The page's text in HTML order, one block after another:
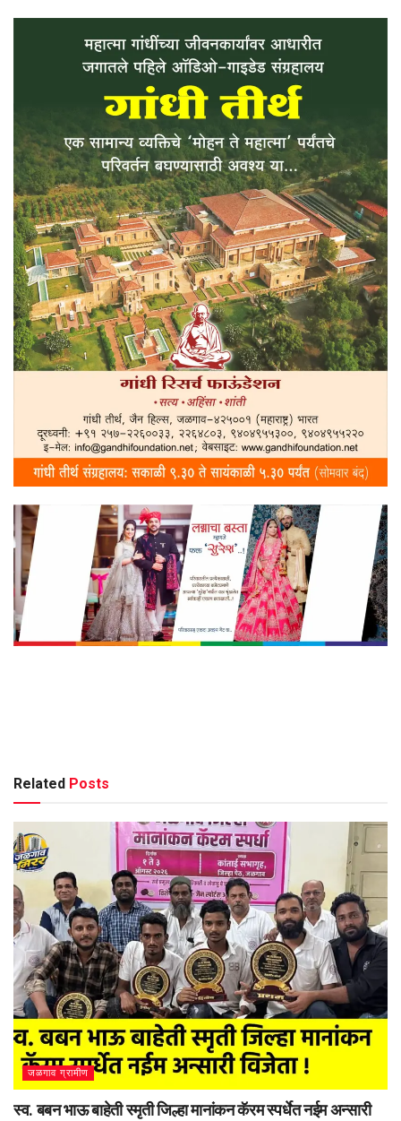
Related Posts
जळगाव ग्रामीण
स्व. बबन भाऊ बाहेती स्मृती जिल्हा मानांकन कॅरम स्पर्धेत नईम अन्सारी